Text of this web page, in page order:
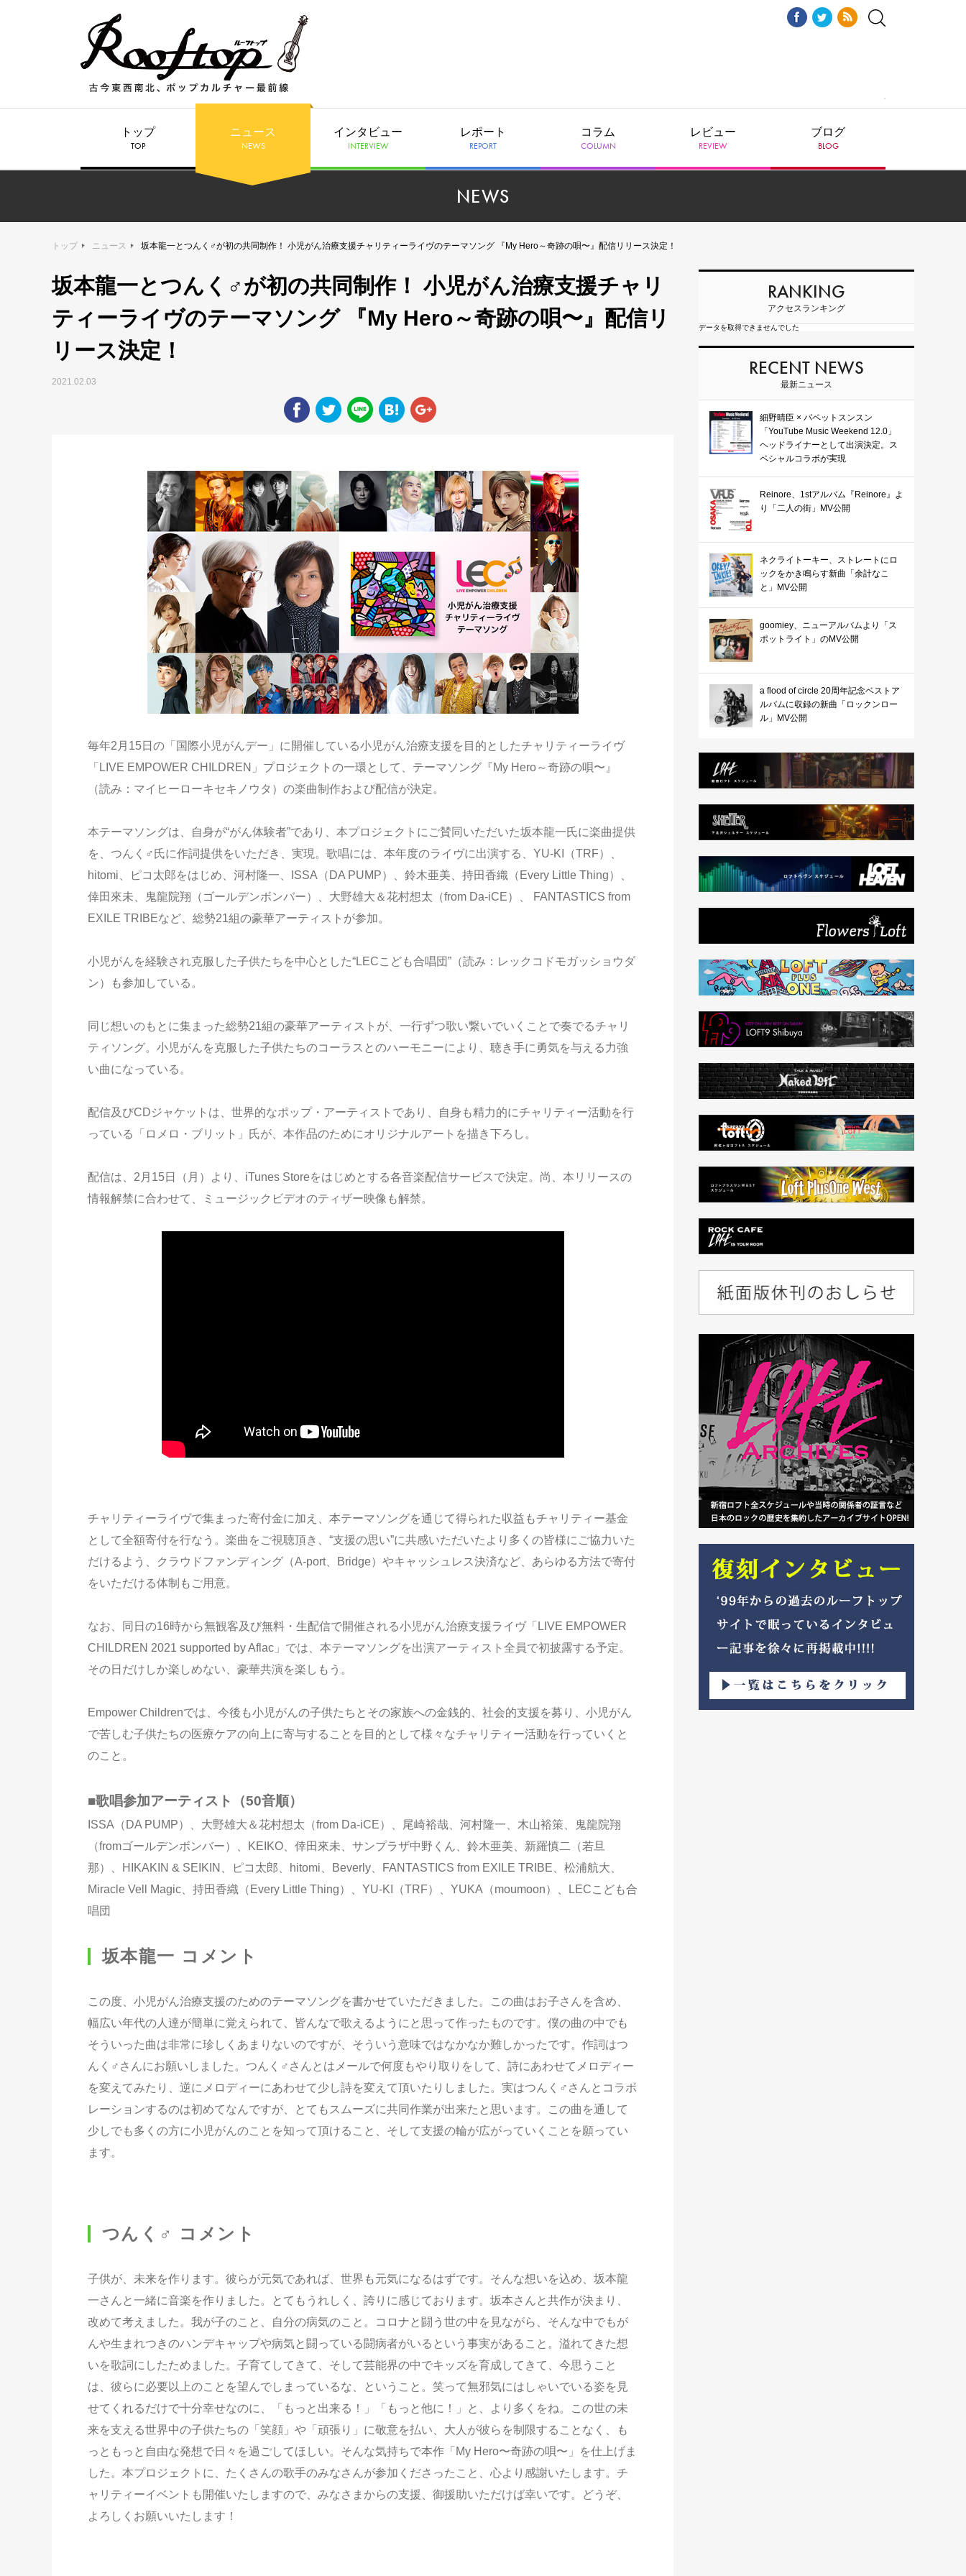
トップ
TOP
ニュース
NEWS
インタビュー
INTERVIEW
レポート
REPORT
コラム
COLUMN
レビュー
REVIEW
ブログ
BLOG
NEWS
トップ ニュース 坂本龍一とつんく♂が初の共同制作！ 小児がん治療支援チャリティーライヴのテーマソング 『My Hero～奇跡の唄〜』配信リリース決定！
坂本龍一とつんく♂が初の共同制作！ 小児がん治療支援チャリ
ティーライヴのテーマソング 『My Hero～奇跡の唄〜』配信リ
リース決定！
2021.02.03
毎年2月15日の「国際小児がんデー」に開催している小児がん治療支援を目的としたチャリティーライヴ
「LIVE EMPOWER CHILDREN」プロジェクトの一環として、テーマソング『My Hero～奇跡の唄〜』
（読み：マイヒーローキセキノウタ）の楽曲制作および配信が決定。
本テーマソングは、自身が“がん体験者”であり、本プロジェクトにご賛同いただいた坂本龍一氏に楽曲提供
を、つんく♂氏に作詞提供をいただき、実現。歌唱には、本年度のライヴに出演する、YU-KI（TRF）、
hitomi、ピコ太郎をはじめ、河村隆⼀、ISSA（DA PUMP）、鈴⽊亜美、持⽥⾹織（Every Little Thing）、
倖田來未、⻤⿓院翔（ゴールデンボンバー）、大野雄大＆花村想太（from Da-iCE）、 FANTASTICS from
EXILE TRIBEなど、総勢21組の豪華アーティストが参加。
小児がんを経験され克服した子供たちを中心とした“LECこども合唱団”（読み：レックコドモガッショウダ
ン）も参加している。
同じ想いのもとに集まった総勢21組の豪華アーティストが、一行ずつ歌い繋いでいくことで奏でるチャリ
ティソング。小児がんを克服した子供たちのコーラスとのハーモニーにより、聴き手に勇気を与える力強
い曲になっている。
配信及びCDジャケットは、世界的なポップ・アーティストであり、自身も精力的にチャリティー活動を行
っている「ロメロ・ブリット」氏が、本作品のためにオリジナルアートを描き下ろし。
配信は、2月15日（月）より、iTunes Storeをはじめとする各⾳楽配信サービスで決定。尚、本リリースの
情報解禁に合わせて、ミュージックビデオのティザー映像も解禁。
チャリティーライヴで集まった寄付金に加え、本テーマソングを通じて得られた収益もチャリティー基金
として全額寄付を行なう。楽曲をご視聴頂き、“支援の思い”に共感いただいたより多くの皆様にご協力いた
だけるよう、クラウドファンディング（A-port、Bridge）やキャッシュレス決済など、あらゆる方法で寄付
をいただける体制もご用意。
なお、同日の16時から無観客及び無料・生配信で開催される小児がん治療支援ライヴ「LIVE EMPOWER
CHILDREN 2021 supported by Aflac」では、本テーマソングを出演アーティスト全員で初披露する予定。
その日だけしか楽しめない、豪華共演を楽しもう。
Empower Childrenでは、今後も小児がんの子供たちとその家族への金銭的、社会的支援を募り、小児がん
で苦しむ子供たちの医療ケアの向上に寄与することを目的として様々なチャリティー活動を行っていくと
のこと。
■歌唱参加アーティスト（50音順）
ISSA（DA PUMP）、大野雄大＆花村想太（from Da-iCE）、尾崎裕哉、河村隆一、⽊⼭裕策、⻤⿓院翔
（fromゴールデンボンバー）、KEIKO、倖⽥來未、サンプラザ中野くん、鈴⽊亜美、新羅慎⼆（若旦
那）、HIKAKIN & SEIKIN、ピコ太郎、hitomi、Beverly、FANTASTICS from EXILE TRIBE、松浦航大、
Miracle Vell Magic、持⽥⾹織（Every Little Thing）、YU-KI（TRF）、YUKA（moumoon）、LECこども合
唱団
坂本龍一 コメント
この度、小児がん治療支援のためのテーマソングを書かせていただきました。この曲はお子さんを含め、
幅広い年代の人達が簡単に覚えられて、皆んなで歌えるようにと思って作ったものです。僕の曲の中でも
そういった曲は非常に珍しくあまりないのですが、そういう意味ではなかなか難しかったです。作詞はつ
んく♂さんにお願いしました。つんく♂さんとはメールで何度もやり取りをして、詩にあわせてメロディー
を変えてみたり、逆にメロディーにあわせて少し詩を変えて頂いたりしました。実はつんく♂さんとコラボ
レーションするのは初めてなんですが、とてもスムーズに共同作業が出来たと思います。この曲を通して
少しでも多くの方に小児がんのことを知って頂けること、そして支援の輪が広がっていくことを願ってい
ます。
つんく♂ コメント
子供が、未来を作ります。彼らが元気であれば、世界も元気になるはずです。そんな想いを込め、坂本龍
一さんと一緒に音楽を作りました。とてもうれしく、誇りに感じております。坂本さんと共作が決まり、
改めて考えました。我が子のこと、自分の病気のこと。コロナと闘う世の中を見ながら、そんな中でもが
んや生まれつきのハンデキャップや病気と闘っている闘病者がいるという事実があること。溢れてきた想
いを歌詞にしたためました。子育てしてきて、そして芸能界の中でキッズを育成してきて、今思うこと
は、彼らに必要以上のことを望んでしまっているな、ということ。笑って無邪気にはしゃいでいる姿を見
せてくれるだけで十分幸せなのに、「もっと出来る！」「もっと他に！」と、より多くをね。この世の未
来を支える世界中の子供たちの「笑顔」や「頑張り」に敬意を払い、大人が彼らを制限することなく、も
っともっと自由な発想で日々を過ごしてほしい。そんな気持ちで本作「My Hero〜奇跡の唄〜」を仕上げま
した。本プロジェクトに、たくさんの歌手のみなさんが参加くださったこと、心より感謝いたします。チ
ャリティーイベントも開催いたしますので、みなさまからの支援、御援助いただけば幸いです。どうぞ、
よろしくお願いいたします！
RANKING
アクセスランキング
データを取得できませんでした
RECENT NEWS
最新ニュース
細野晴臣 × パペットスンスン
「YouTube Music Weekend 12.0」
ヘッドライナーとして出演決定。ス
ペシャルコラボが実現
Reinore、1stアルバム『Reinore』よ
り「二人の街」MV公開
ネクライトーキー、ストレートにロ
ックをかき鳴らす新曲「余計なこ
と」MV公開
goomiey、ニューアルバムより「ス
ポットライト」のMV公開
a flood of circle 20周年記念ベストア
ルバムに収録の新曲「ロックンロー
ル」MV公開